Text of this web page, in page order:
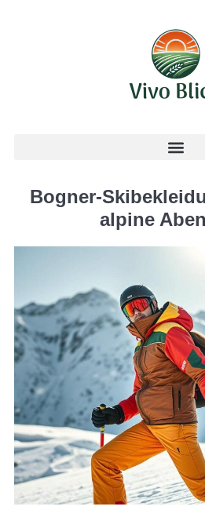
Bogner-
alpine